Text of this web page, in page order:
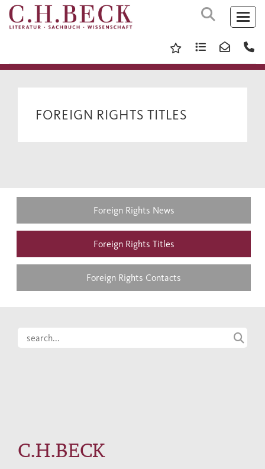
FOREIGN RIGHTS TITLES
Foreign Rights News
Foreign Rights Titles
Foreign Rights Contacts
C.H.BECK